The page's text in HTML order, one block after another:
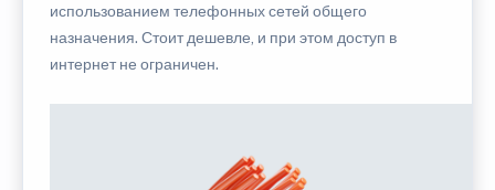
использованием телефонных сетей общего
назначения. Стоит дешевле, и при этом доступ в
интернет не ограничен.